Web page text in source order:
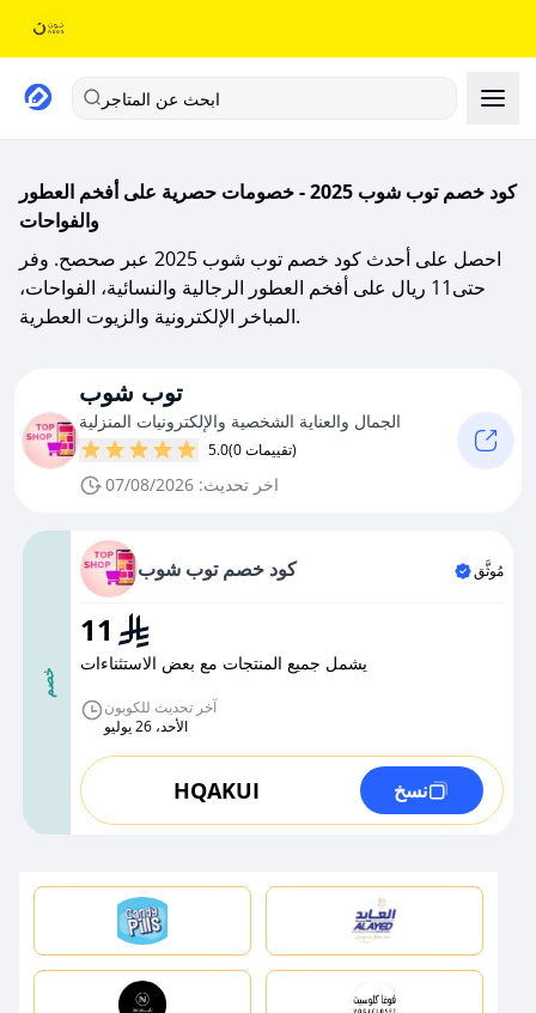
ابحث عن المتاجر
كود خصم توب شوب 2025 - خصومات حصرية على أفخم العطور
والفواحات
احصل على أحدث كود خصم توب شوب 2025 عبر صحصح. وفر
حتى11 ريال على أفخم العطور الرجالية والنسائية، الفواحات،
المباخر الإلكترونية والزيوت العطرية.
توب شوب
الجمال والعناية الشخصية والإلكترونيات المنزلية
5.0 (0 تقييمات)
اخر تحديث: 07/08/2026
خصم
كود خصم توب شوب مُوثَّق
11
يشمل جميع المنتجات مع بعض الاستثناءات
آخر تحديث للكوبون
الأحد، 26 يوليو
HQAKUI نسخ